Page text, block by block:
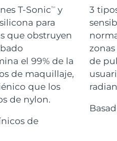
T-SonicTM
y
para
que obstruyen
el 99% de la
de maquillaje,
que los
de nylon.
de
3
de
Hombres
Entrega prevista 13/08/2026
Entrega prevista09/08/2026
Entrega prevista12/08/2026
Entrega prevista 14/08/2026
11/08/2026